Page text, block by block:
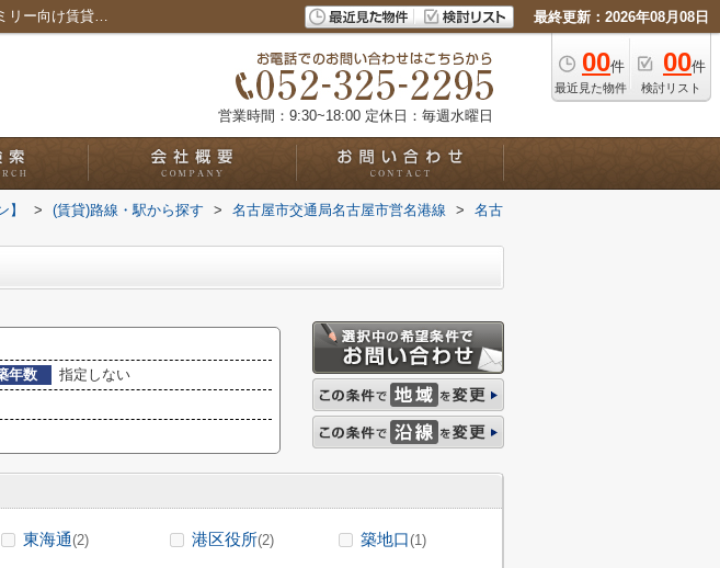
エレベーター,の名古屋港駅の賃貸一覧｜愛知県名古屋市の単身者、カップル、ファミリー向け賃貸は【ルームコレクション】 最終更新：2026年08月08日
00件
最近見た物件
00件
検討リスト
営業時間：9:30~18:00 定休日：毎週水曜日
> (賃貸)路線・駅から探す > 名古屋市交通局名古屋市営名港線 >
名古
年数
指定しない
東海通(2) 港区役所(2) 築地口(1)